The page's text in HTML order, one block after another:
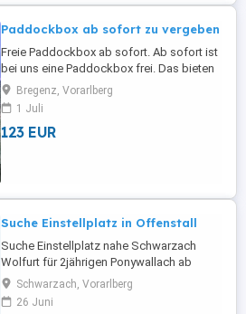
Nutzung ...
Paddockbox ab sofort zu vergeben
Freie Paddockbox ab sofort. Ab sofort ist
bei uns eine Paddockbox frei. Das bieten
wir: Tagsüber Herdenhaltung mit viel
Auslauf, großem Paddock und Zugang
zur Koppel 24 Stunden frisches Bioheu
Nachts eine eigene Box mit großer
Bregenz, Vorarlberg
1 Juli
123 EUR
Suche Einstellplatz in Offenstall
Suche Einstellplatz nahe Schwarzach
Wolfurt für 2jährigen Ponywallach ab
September Freue mich auf Zuschriften :)
Schwarzach, Vorarlberg
26 Juni